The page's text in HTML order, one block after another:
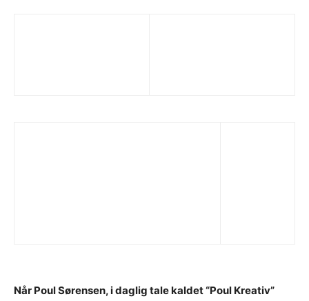
Når Poul Sørensen, i daglig tale kaldet “Poul Kreativ”